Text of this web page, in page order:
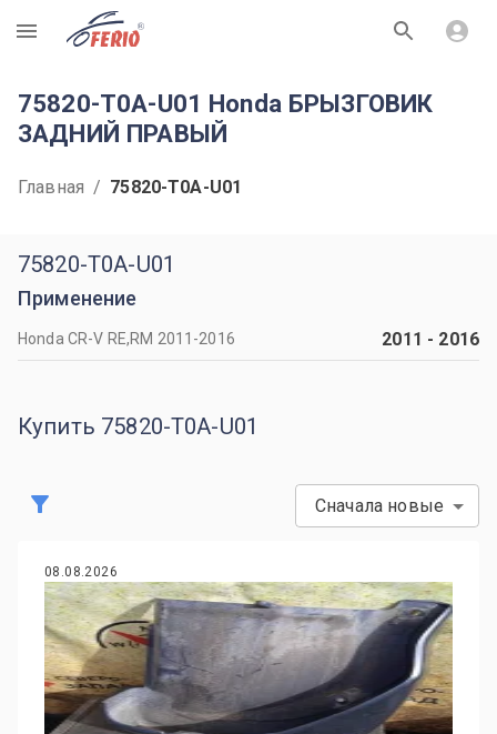
R
75820-T0A-U01 Honda БРЫЗГОВИК
ЗАДНИЙ ПРАВЫЙ
Главная / 75820-T0A-U01
75820-T0A-U01
Применение
Honda CR-V RE,RM 2011-2016 2011 - 2016
Купить 75820-T0A-U01
Сначала новые
08.08.2026